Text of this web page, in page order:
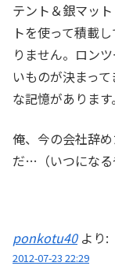
テント＆銀マッ
トを使って積載
りません。ロン
いものが決まっ
な記憶があります。
俺、今の会社辞
だ…（いつになる
ponkotu40 より:
2012-07-23 22:29